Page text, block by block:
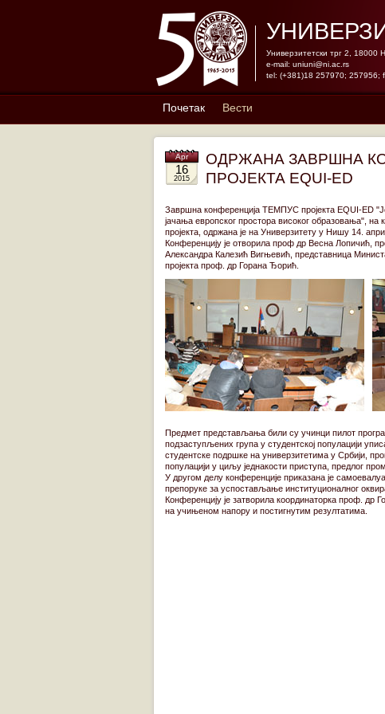
Универзитетски трг 2, 18000
e-mail: uniuni@ni.ac.rs
tel: (+381)18 257970; 257956;
Почетак Вести
Apr
16
2015
ОДРЖАНА ЗАВРШНА
ПРОЈЕКТА EQUI-ED
Завршна конференција ТЕМПУС пројекта EQUI-ED
јачања европског простора високог образовања", на
пројекта, одржана је на Универзитету у Нишу 14.
Конференцију је отворила проф др Весна Лопичић,
Александра Калезић Вигњевић, представница
пројекта проф. др Горана Ђорић.
Предмет представљања били су учинци пилот
подзаступљених група у студентској популацији
студентске подршке на универзитетима у Србији,
популацији у циљу једнакости приступа, предлог
У другом делу конференције приказана је
препоруке за успостављање институционалног
Конференцију је затворила координаторка проф. др
на учињеном напору и постигнутим резултатима.